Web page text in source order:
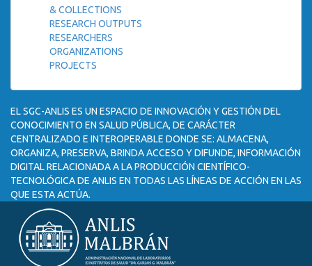
& COLLECTIONS
RESEARCH OUTPUTS
RESEARCHERS
ORGANIZATIONS
PROJECTS
EL SGC-ANLIS ES UN ESPACIO DE INNOVACIÓN Y GESTIÓN DEL
CONOCIMIENTO EN SALUD PÚBLICA, DE CARÁCTER
CENTRALIZADO E INTEROPERABLE DONDE SE: ALMACENA,
ORGANIZA, PRESERVA, BRINDA ACCESO Y DIFUNDE, INFORMACIÓN
DIGITAL RELACIONADA A LA PRODUCCIÓN CIENTÍFICO-
TECNOLÓGICA DE ANLIS EN TODAS LAS LÍNEAS DE ACCIÓN EN LAS
QUE ESTA ACTÚA.